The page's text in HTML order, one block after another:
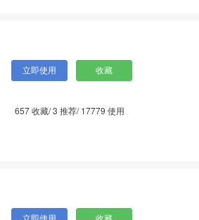
657收藏/3 推荐/17779 使用